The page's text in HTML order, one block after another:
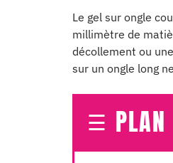
Le gel sur ongle
millimètre de
décollement ou
sur un ongle long
PLAN